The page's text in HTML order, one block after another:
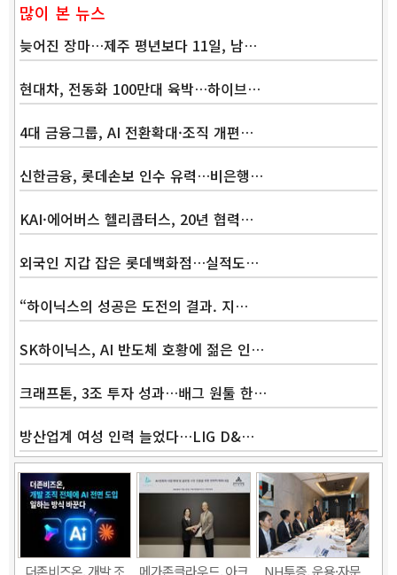
많이 본 뉴스
늦어진 장마…제주 평년보다 11일, 남…
현대차, 전동화 100만대 육박…하이브…
4대 금융그룹, AI 전환확대·조직 개편…
신한금융, 롯데손보 인수 유력…비은행…
KAI·에어버스 헬리콥터스, 20년 협력…
외국인 지갑 잡은 롯데백화점…실적도…
“하이닉스의 성공은 도전의 결과. 지…
SK하이닉스, AI 반도체 호황에 젊은 인…
크래프톤, 3조 투자 성과…배그 원툴 한…
방산업계 여성 인력 늘었다…LIG D&…
더존비즈온, 개발 조 메가존클라우드, 아크 NH투증, 운용·자문